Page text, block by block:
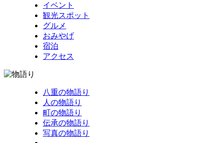
イベント
観光スポット
グルメ
おみやげ
宿泊
アクセス
八重の物語り
人の物語り
町の物語り
伝承の物語り
写真の物語り